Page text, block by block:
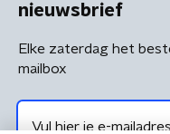
nieuwsbrief
Elke zaterdag het
mailbox